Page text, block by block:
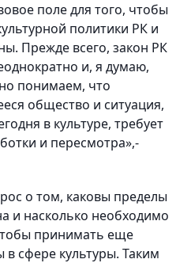
поле для того, чтобы
политики РК и
Прежде всего, закон РК
и, я думаю,
понимаем, что
общество и ситуация,
в культуре, требует
и пересмотра»,-
о том, каковы пределы
и насколько необходимо
принимать еще
сфере культуры. Таким